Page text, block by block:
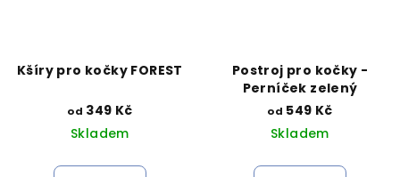
Kšíry pro kočky FOREST
od 349 Kč
Skladem
Postroj pro kočky -
Perníček zelený
od 549 Kč
Skladem